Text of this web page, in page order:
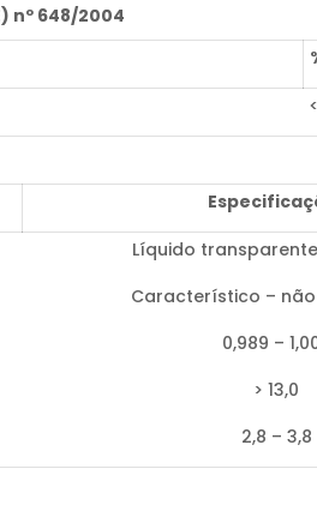
nº 648/2004
Líquido
Característico –
0,989 –
> 13,0
2,8 – 3,8